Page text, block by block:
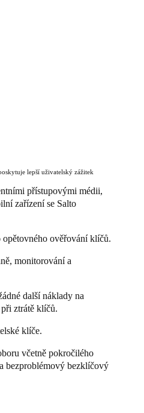
lepší uživatelský zážitek
přístupovými médii,
zařízení se Salto
ověřování klíčů.
monitorování a
další náklady na
ztrátě klíčů.
klíče.
včetně pokročilého
bezproblémový bezklíčový